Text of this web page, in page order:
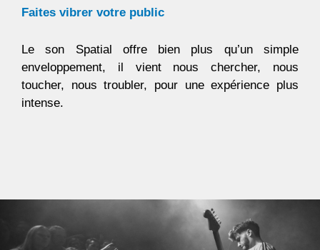
Faites vibrer votre public
Le son Spatial offre bien plus qu’un simple
enveloppement, il vient nous chercher, nous
toucher, nous troubler, pour une expérience plus
intense.